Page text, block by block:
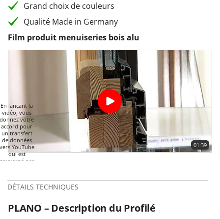
Grand choix de couleurs
Qualité Made in Germany
Film produit menuiseries bois alu
En lançant la
vidéo, vous
donnez votre
accord pour
un transfert
de données
YouTube
qui est
par
Plus
LANCER
LA VIDÉO
01:39
DÉTAILS TECHNIQUES
PLANO – Description du Profilé